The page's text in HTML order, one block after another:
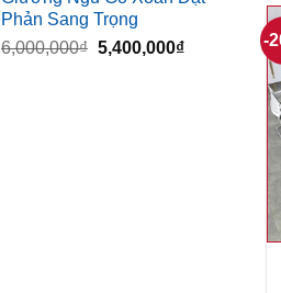
8,500,000₫.
7,500,000₫.
Phản Sang Trọng
6,000,000₫ Giá
5,400,000₫Giá
-